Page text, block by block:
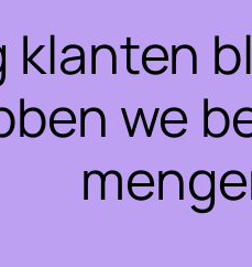
klanten
we